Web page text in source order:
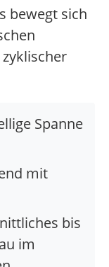
bewegt sich
Spanne
mit
bis
im